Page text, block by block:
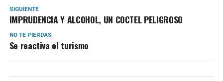
SIGUIENTE
IMPRUDENCIA Y ALCOHOL, UN COCTEL PELIGROSO
NO TE PIERDAS
Se reactiva el turismo